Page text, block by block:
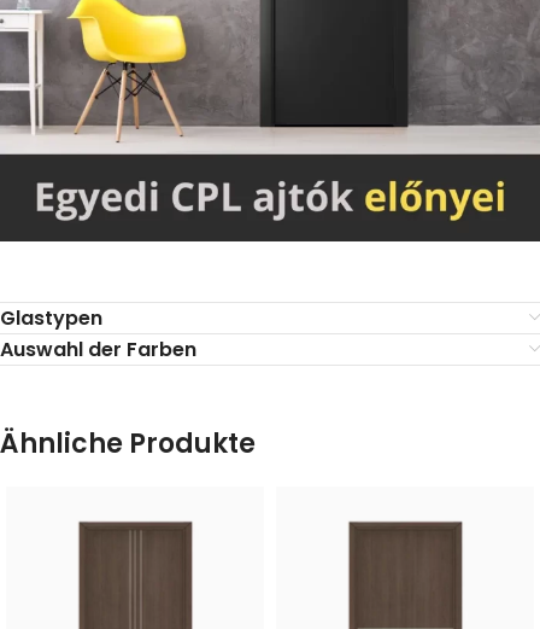
Glastypen
Auswahl der Farben
Ähnliche Produkte